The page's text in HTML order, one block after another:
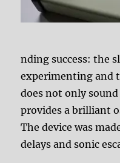
nding success: the
experimenting and
does not only
provides a brilliant
The device was
delays and sonic